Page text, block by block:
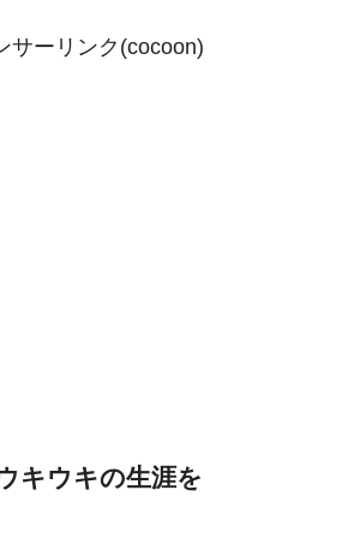
サーリンク(cocoon)
キウキの生涯を